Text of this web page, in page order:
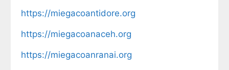
https://miegacoantidore.org
https://miegacoanaceh.org
https://miegacoanranai.org